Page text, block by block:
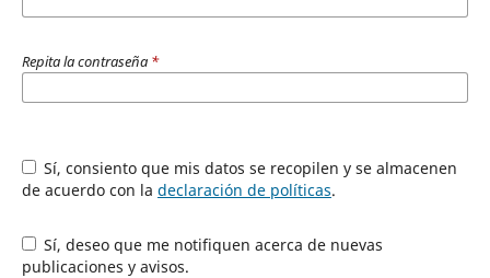
Repita la contraseña *
Sí, consiento que mis datos se recopilen y se almacenen
de acuerdo con la declaración de políticas.
Sí, deseo que me notifiquen acerca de nuevas
publicaciones y avisos.